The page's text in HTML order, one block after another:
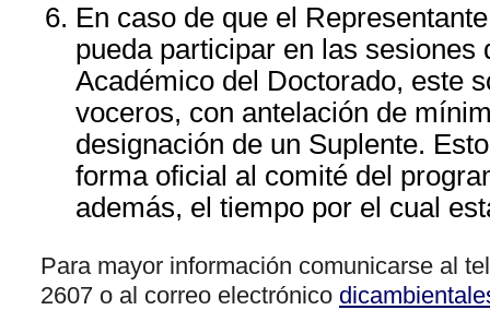
En caso de que el
pueda participar en las sesiones
Académico del Doctorado, este
voceros, con antelación de
designación de un Suplente.
forma oficial al comité del
además, el tiempo por el cual
Para mayor información comunicarse al
2607 o al correo electrónico